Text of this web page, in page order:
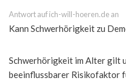
Antwort auf ich-will-hoeren.de an
Kann Schwerhörigkeit zu
Schwerhörigkeit im Alter gilt
beeinflussbarer Risikofaktor